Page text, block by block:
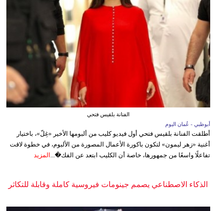
الفنانة بلقيس فتحي
أبوظبي - عُمان اليوم
أطلقت الفنانة بلقيس فتحي أول فيديو كليب من ألبومها الأخير «غِلّ»، باختيار
أغنية «زهر ليمون» لتكون باكورة الأعمال المصورة من الألبوم، في خطوة لاقت
تفاعلًا واسعًا من جمهورها، خاصة أن الكليب ابتعد عن الفك�... المزيد
الذكاء الاصطناعي يصمم جينومات فيروسية كاملة وقابلة للتكاثر